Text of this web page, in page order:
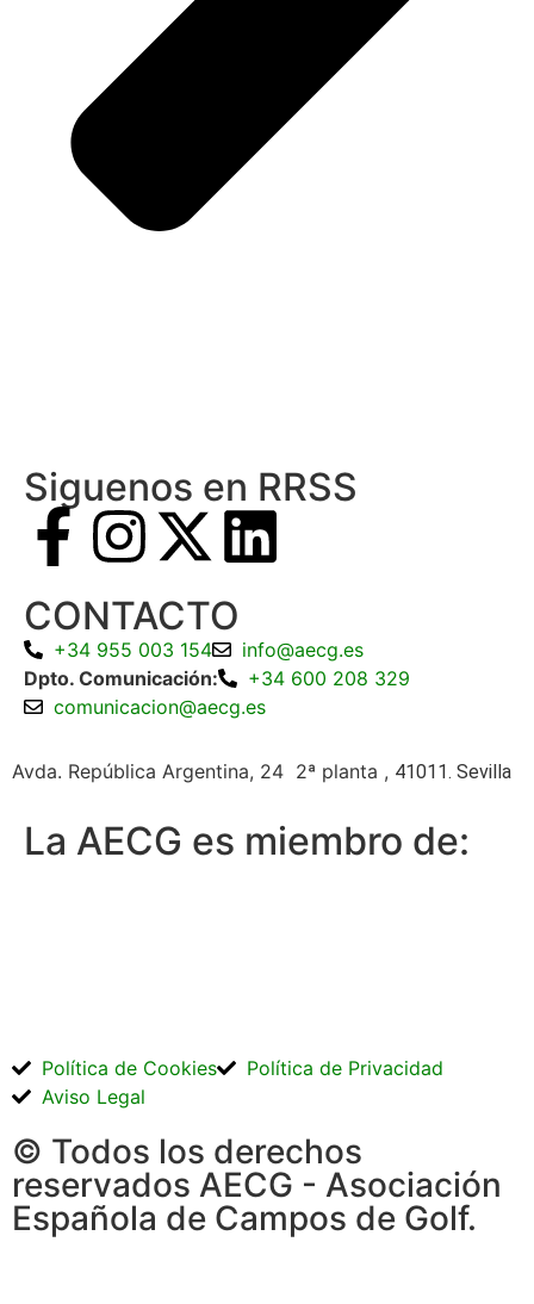
Siguenos en RRSS
CONTACTO
+34 955 003 154
info@aecg.es
Dpto. Comunicación:
+34 600 208 329
comunicacion@aecg.es
Avda. República Argentina, 24 2ª planta , 41011. Sevilla
La AECG es miembro de:
© Todos los derechos
reservados AECG - Asociación
Española de Campos de Golf.
Política de Cookies
Política de Privacidad
Aviso Legal